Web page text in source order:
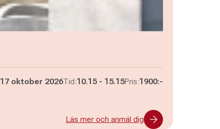
17 oktober 2026Tid:Pågår mellan
10.15 - och
15.15Pris:1900:-
Läs mer och anmäl dig